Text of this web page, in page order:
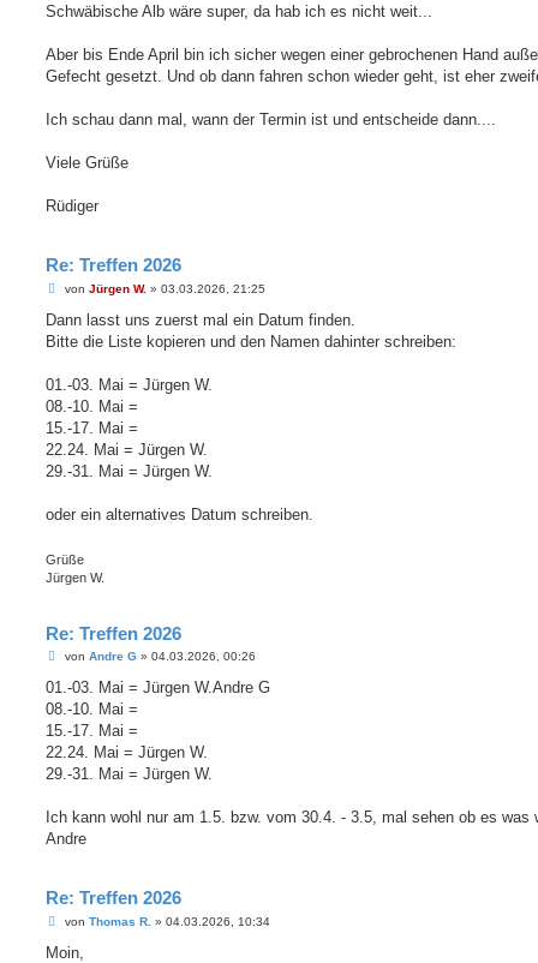
a
Schwäbische Alb wäre super, da hab ich es nicht weit...
Aber bis Ende April bin ich sicher wegen einer gebrochenen Hand
Gefecht gesetzt. Und ob dann fahren schon wieder geht, ist eher
Ich schau dann mal, wann der Termin ist und entscheide dann....
Viele Grüße
Rüdiger
Re: Treffen 2026
B
i
r
von Jürgen W. » 03.03.2026, 21:25
Dann lasst uns zuerst mal ein Datum finden.
Bitte die Liste kopieren und den Namen dahinter schreiben:
01.-03. Mai = Jürgen W.
08.-10. Mai =
15.-17. Mai =
22.24. Mai = Jürgen W.
29.-31. Mai = Jürgen W.
oder ein alternatives Datum schreiben.
Grüße
Jürgen W.
Re: Treffen 2026
B
i
r
a
von Andre G» 04.03.2026, 00:26
01.-03. Mai = Jürgen W.Andre G
08.-10. Mai =
15.-17. Mai =
22.24. Mai = Jürgen W.
29.-31. Mai = Jürgen W.
Ich kann wohl nur am 1.5. bzw. vom 30.4. - 3.5, mal sehen ob es was
Andre
Re: Treffen 2026
B
i
von Thomas R. » 04.03.2026, 10:34
Moin,